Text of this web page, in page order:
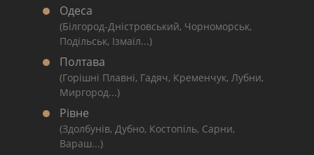
Одеса
(Білгород-Дністровський, Чорноморськ,
Подільськ, Ізмаїл...)
Полтава
(Горішні Плавні, Гадяч, Кременчук, Лубни,
Миргород...)
Рівне
(Здолбунів, Дубно, Костопіль, Сарни,
Вараш...)